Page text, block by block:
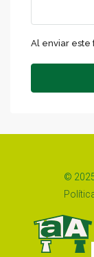
Al enviar
©